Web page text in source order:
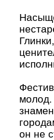
молод.
он не